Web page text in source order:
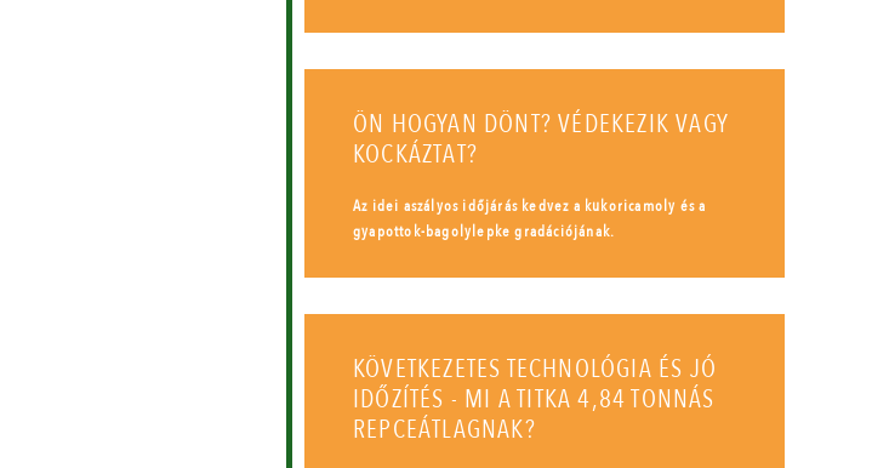
ÖN HOGYAN DÖNT? VÉDEKEZIK VAGY
KOCKÁZTAT?
Az idei aszályos időjárás kedvez a kukoricamoly és a
gyapottok-bagolylepke gradációjának.
KÖVETKEZETES TECHNOLÓGIA ÉS JÓ
IDŐZÍTÉS - MI A TITKA 4,84 TONNÁS
REPCEÁTLAGNAK?